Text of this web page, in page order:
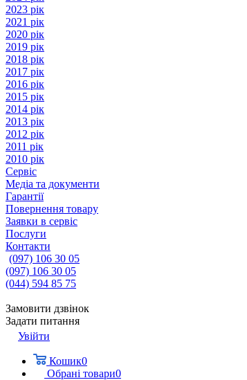
2023 рік
2021 рік
2020 рік
2019 рік
2018 рік
2017 рік
2016 рік
2015 рік
2014 рік
2013 рік
2012 рік
2011 рік
2010 рік
Сервіс
Медіа та документи
Гарантії
Повернення товару
Заявки в сервіс
Послуги
Контакти
(097) 106 30 05
(097) 106 30 05
(044) 594 85 75
Замовити дзвінок
Задати питання
Увійти
Кошик0
Обрані товари0